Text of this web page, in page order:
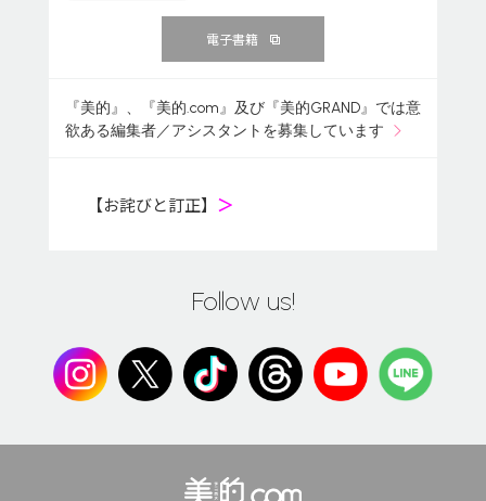
電子書籍
『美的』、『美的.com』及び『美的GRAND』では意
欲ある編集者／アシスタントを募集しています
【お詫びと訂正】 ＞
Follow us!